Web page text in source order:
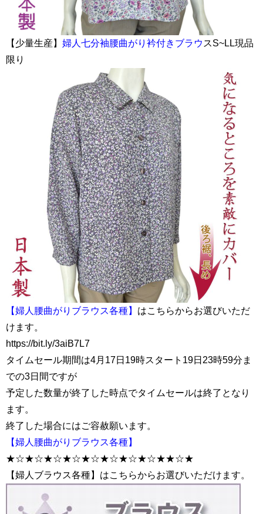
【少量生産】 婦人七分袖腰曲がり衿付きブラウ スS~LL現品
限り
【婦人腰曲がりブラウス各種】 はこちらからお選びいただ
けます。
https://bit.ly/3aiB7L7
タイムセール期間は4月17日19時スタート19日23時59分ま
での3日間ですが
予定した数量が終了した時点でタイムセールは終了となり
ます。
終了した場合にはご容赦願います。
【婦人腰曲がりブラウス各種】
★☆★☆★☆★☆★☆★☆★☆★☆★★☆★
【婦人ブラウス各種】はこちらからお選びいただけます。